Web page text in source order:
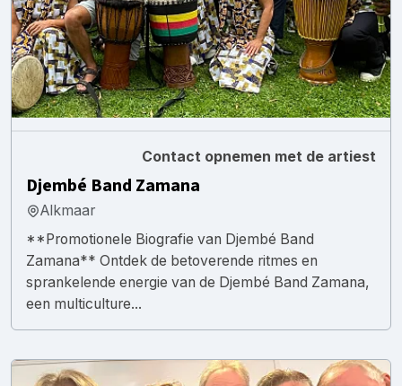
Contact opnemen met de artiest
Djembé Band Zamana
Alkmaar
**Promotionele Biografie van Djembé Band
Zamana** Ontdek de betoverende ritmes en
sprankelende energie van de Djembé Band Zamana,
een multiculture...